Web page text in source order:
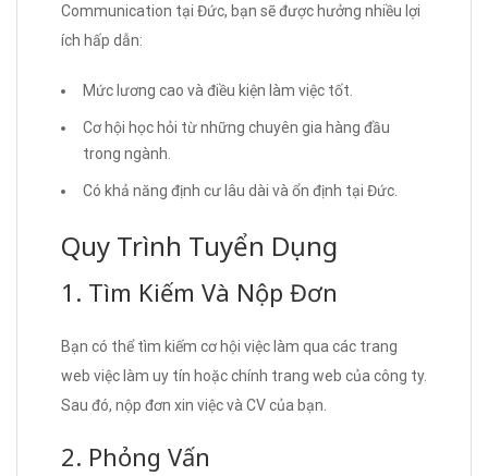
Communication tại Đức, bạn sẽ được hưởng nhiều lợi
ích hấp dẫn:
Mức lương cao và điều kiện làm việc tốt.
Cơ hội học hỏi từ những chuyên gia hàng đầu
trong ngành.
Có khả năng định cư lâu dài và ổn định tại Đức.
Quy Trình Tuyển Dụng
1. Tìm Kiếm Và Nộp Đơn
Bạn có thể tìm kiếm cơ hội việc làm qua các trang
web việc làm uy tín hoặc chính trang web của công ty.
Sau đó, nộp đơn xin việc và CV của bạn.
2. Phỏng Vấn